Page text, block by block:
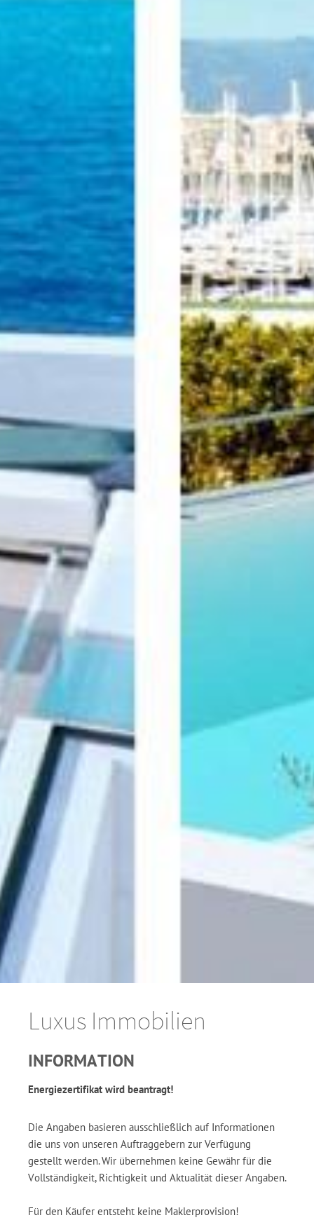
Luxus Immobilien
INFORMATION
Energiezertifikat wird beantragt!
Die Angaben basieren ausschließlich auf Informationen
die uns von unseren Auftraggebern zur Verfügung
gestellt werden. Wir übernehmen keine Gewähr für die
Vollständigkeit, Richtigkeit und Aktualität dieser Angaben.
Für den Käufer entsteht keine Maklerprovision!